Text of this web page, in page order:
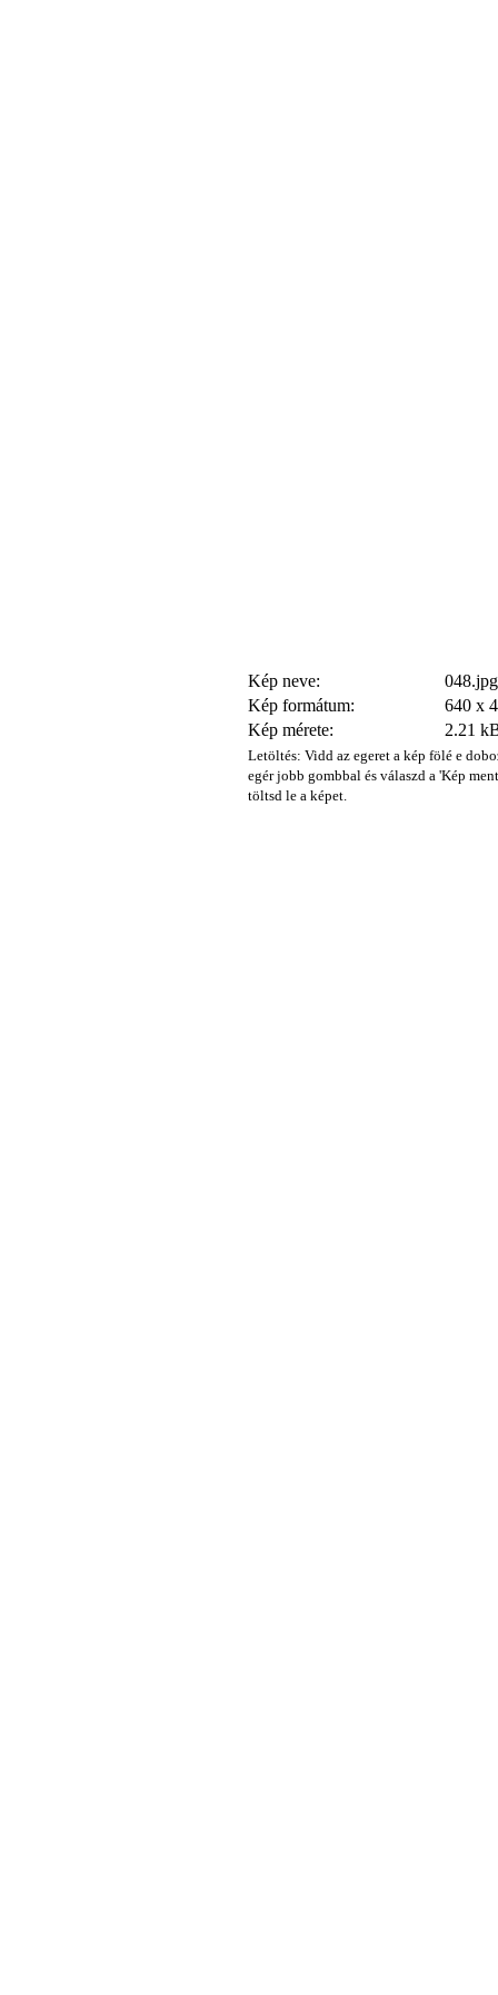
Kép neve:
048.jpg
Kép formátum:
640 x
Kép mérete:
2.21
Letöltés: Vidd az egeret a kép fölé e
egér jobb gombbal és válaszd a 'Kép
töltsd le a képet.